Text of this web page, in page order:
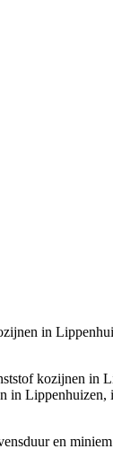
in
kozijnen in
in
en